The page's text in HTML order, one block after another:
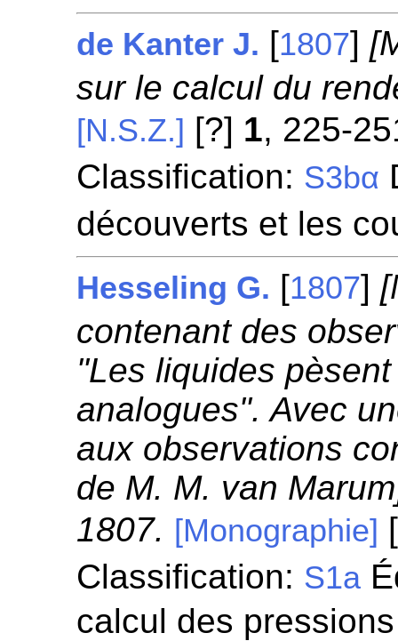
de Kanter J. [1807]
sur le calcul du
[N.S.Z.] [?] 1, 225-
Classification: S3bα
découverts et les
Hesseling G. [1807]
contenant des
"Les liquides
analogues". Avec
aux observations
de M. M. van
1807. [Monographie]
Classification: S1a
calcul des